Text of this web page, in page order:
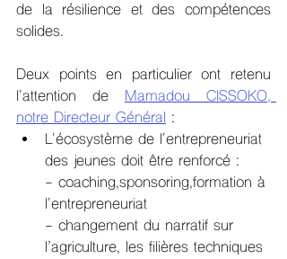
de la résilience et des compétences
solides.
Deux points en particulier ont retenu
l'attention de Mamadou CISSOKO,
notre Directeur Général :
L'écosystème de l'entrepreneuriat
des jeunes doit être renforcé :
- coaching,sponsoring,formation à
l'entrepreneuriat
- changement du narratif sur
l’agriculture, les filières techniques